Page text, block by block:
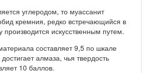
углеродом, то муассанит
кремния, редко встречающийся в
производится искусственным путем.
составляет 9,5 по шкале
алмаза, чья твердость
10 баллов.